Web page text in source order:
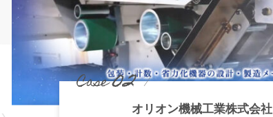
Case02オリオン機械工業株式会社